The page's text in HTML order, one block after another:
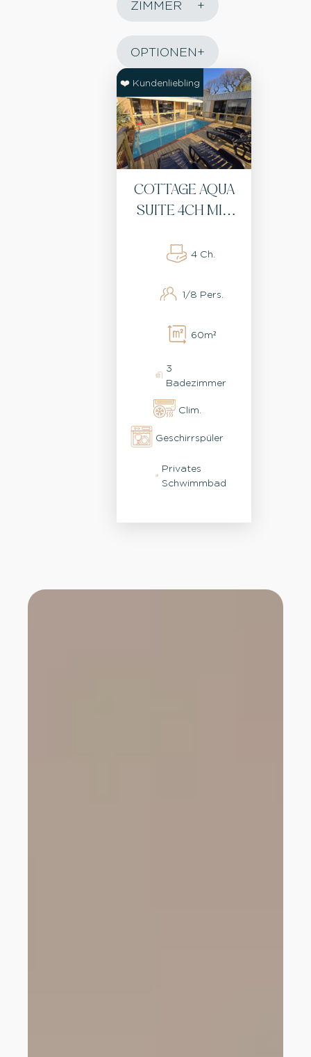
ZIMMER
OPTIONEN
❤️ Kundenliebling
COTTAGE AQUA
SUITE 4CH MIT
PRIVATPOOL -
WIFI, BBQ, 2
GEMACHTE
ENDREINIGUNG
4 Ch.
1/8 Pers.
60m²
3
Badezimmer
Clim.
Geschirrspüler
Privates
Schwimmbad